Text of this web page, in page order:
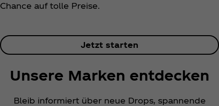
Chance auf tolle Preise.
Jetzt starten
Unsere Marken entdecken
Bleib informiert über neue Drops, spannende